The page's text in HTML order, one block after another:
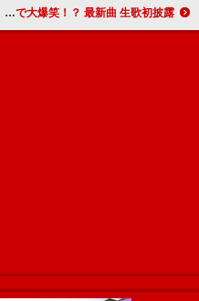
クリスタルケイ天然発言で大爆笑！？ 最新曲 生歌初披露